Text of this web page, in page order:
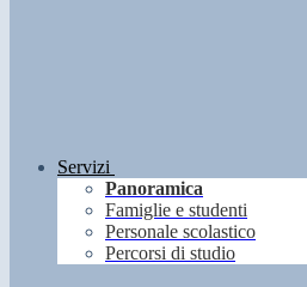
Servizi
Panoramica
Famiglie e studenti
Personale scolastico
Percorsi di studio